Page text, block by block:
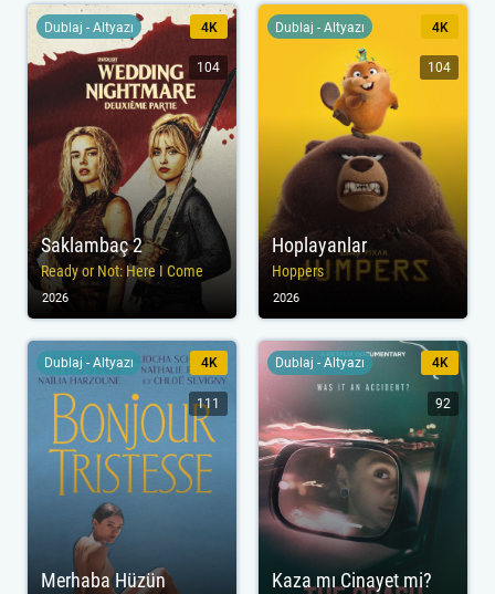
Saklambaç 2
Ready or Not: Here I Come
Dublaj - Altyazı 4K
104
2026
Hoplayanlar
Hoppers
Dublaj - Altyazı 4K
104
2026
Merhaba Hüzün
Dublaj - Altyazı 4K
111
Kaza mı Cinayet mi?
Dublaj - Altyazı 4K
92